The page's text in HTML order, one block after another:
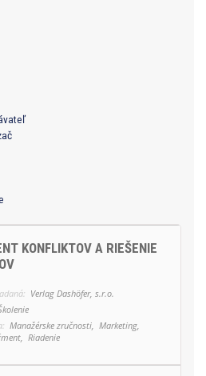
KONFLIKTOV A RIEŠENIE
Verlag Dashöfer, s.r.o.
Manažérske zručnosti, Marketing,
Riadenie